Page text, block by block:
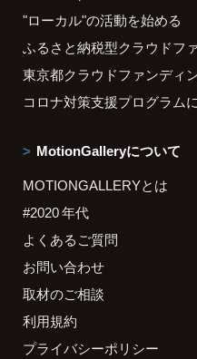
"ローカル"の活動を始める
ふるさと納税型クラウドフ
東京都クラウドファンディ
コロナ対策支援プログラム
MotionGalleryについて
MOTIONGALLERYとは
#2020 年代
よくあるご質問
お問い合わせ
取材のご相談
利用規約
プライバシーポリシー